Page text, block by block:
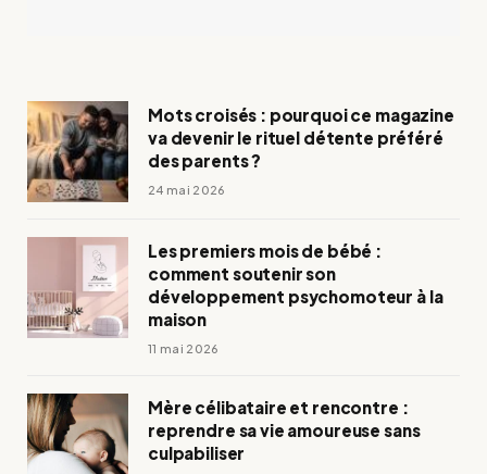
Mots croisés : pourquoi ce magazine
va devenir le rituel détente préféré
des parents ?
24 mai 2026
Les premiers mois de bébé :
comment soutenir son
développement psychomoteur à la
maison
11 mai 2026
Mère célibataire et rencontre :
reprendre sa vie amoureuse sans
culpabiliser